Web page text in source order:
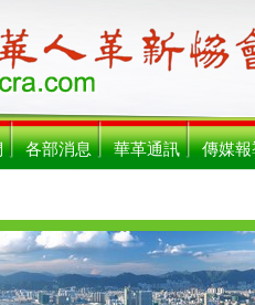
各部消息 華革通訊 傳媒報